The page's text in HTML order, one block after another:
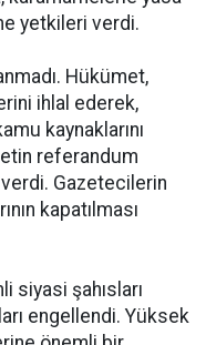
yetkileri verdi.
Hükümet,
ihlal ederek,
kaynaklarını
referandum
verdi. Gazetecilerin
kapatılması
siyasi şahısları
engellendi. Yüksek